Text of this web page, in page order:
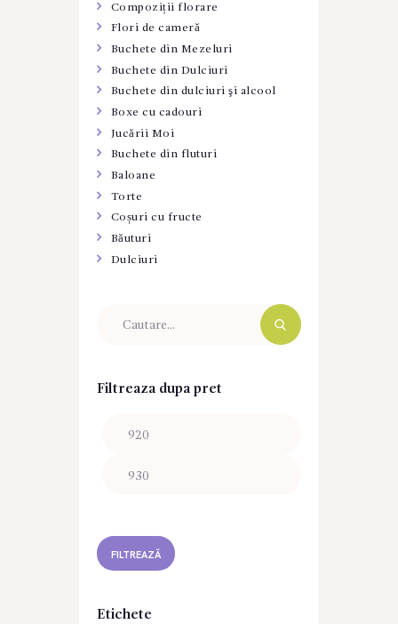
Compoziții florare
Flori de cameră
Buchete din Mezeluri
Buchete din Dulciuri
Buchete din dulciuri şi alcool
Boxe cu cadouri
Jucării Moi
Buchete din fluturi
Baloane
Torte
Coșuri cu fructe
Băuturi
Dulciuri
Filtreaza dupa pret
minim
FILTREAZĂ
Etichete